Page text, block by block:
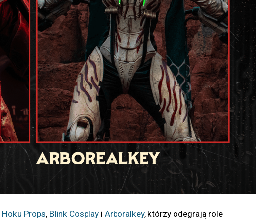
Hoku Props, Blink Cosplay i Arboralkey, którzy odegrają role